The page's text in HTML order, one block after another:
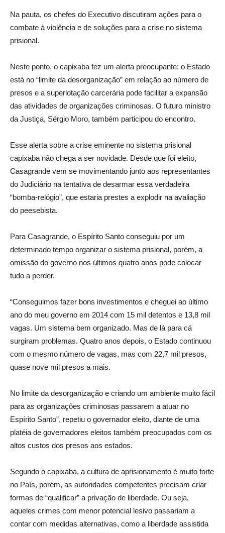
Na pauta, os chefes do Executivo discutiram ações para o
combate à violência e de soluções para a crise no sistema
prisional.
Neste ponto, o capixaba fez um alerta preocupante: o Estado
está no “limite da desorganização” em relação ao número de
presos e a superlotação carcerária pode facilitar a expansão
das atividades de organizações criminosas. O futuro ministro
da Justiça, Sérgio Moro, também participou do encontro.
Esse alerta sobre a crise eminente no sistema prisional
capixaba não chega a ser novidade. Desde que foi eleito,
Casagrande vem se movimentando junto aos representantes
do Judiciário na tentativa de desarmar essa verdadeira
“bomba-relógio”, que estaria prestes a explodir na avaliação
do peesebista.
Para Casagrande, o Espírito Santo conseguiu por um
determinado tempo organizar o sistema prisional, porém, a
omissão do governo nos últimos quatro anos pode colocar
tudo a perder.
“Conseguimos fazer bons investimentos e cheguei ao último
ano do meu governo em 2014 com 15 mil detentos e 13,8 mil
vagas. Um sistema bem organizado. Mas de lá para cá
surgiram problemas. Quatro anos depois, o Estado continuou
com o mesmo número de vagas, mas com 22,7 mil presos,
quase nove mil presos a mais.
No limite da desorganização e criando um ambiente muito fácil
para as organizações criminosas passarem a atuar no
Espírito Santo”, repetiu o governador eleito, diante de uma
platéia de governadores eleitos também preocupados com os
altos custos dos presos aos estados.
Segundo o capixaba, a cultura de aprisionamento é muito forte
no País, porém, as autoridades competentes precisam criar
formas de “qualificar” a privação de liberdade. Ou seja,
aqueles crimes com menor potencial lesivo passariam a
contar com medidas alternativas, como a liberdade assistida